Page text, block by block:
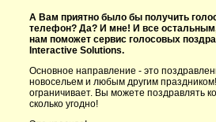
А Вам приятно было бы получить
телефон? Да? И мне! И все
нам поможет сервис голосовых
Interactive Solutions.
Основное направление - это
новосельем и любым другим
ограничивает. Вы можете поздравлять
сколько угодно!